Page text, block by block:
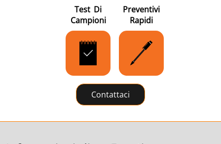
Test Di
Campioni
Preventivi
Rapidi
Contattaci